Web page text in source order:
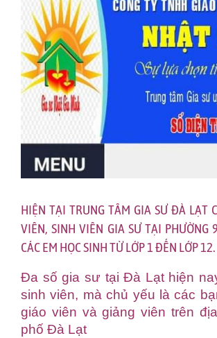
HIỆN TẠI TRUNG TÂM GIA SƯ ĐÀ LẠT
VIÊN, SINH VIÊN GIA SƯ TẠI PHƯỜNG
CÁC EM HỌC SINH TỪ LỚP 1 ĐẾN LỚP 12.
Đa số gia sư tại Đà Lạt hiện
sinh viên, mà chủ yếu là các
giáo viên và giảng viên trên
phố Đà Lạt